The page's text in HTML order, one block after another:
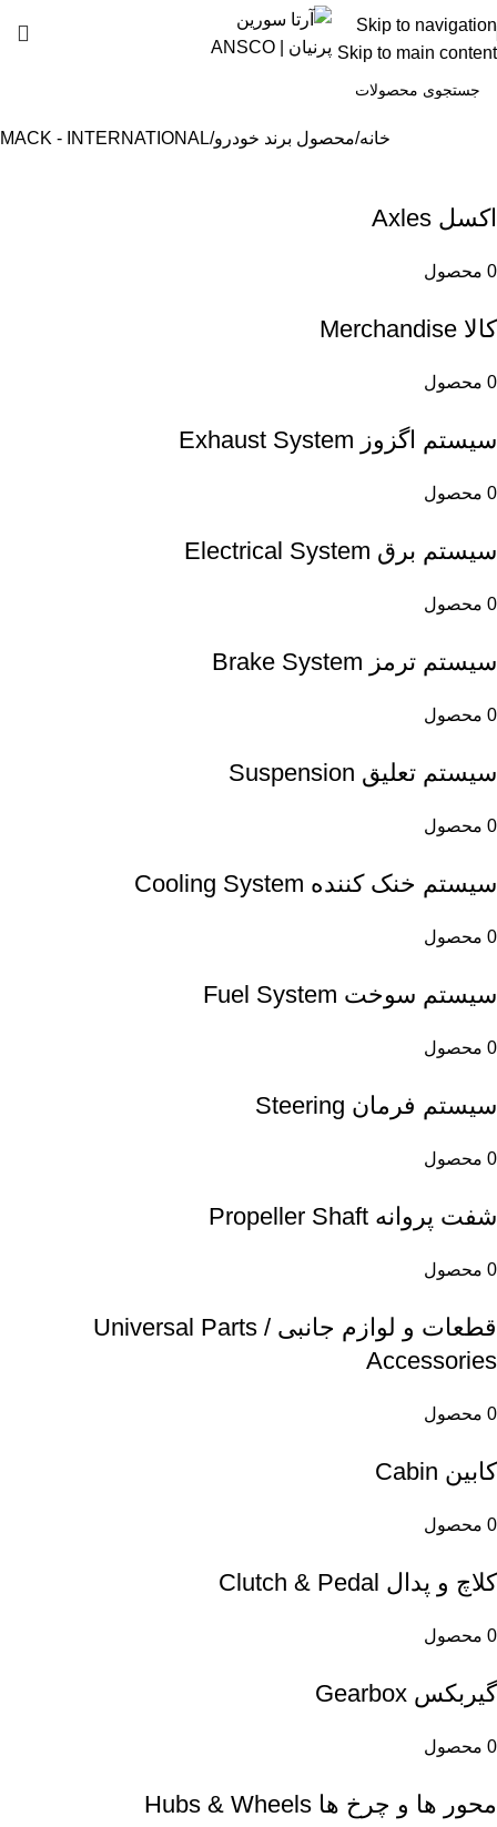
Skip to navigation
Skip to main content
خانه محصول برند خودرو MACK - INTERNATIONAL
اکسل Axles
0 محصول
کالا Merchandise
0 محصول
سیستم اگزوز Exhaust System
0 محصول
سیستم برق Electrical System
0 محصول
سیستم ترمز Brake System
0 محصول
سیستم تعلیق Suspension
0 محصول
سیستم خنک کننده Cooling System
0 محصول
سیستم سوخت Fuel System
0 محصول
سیستم فرمان Steering
0 محصول
شفت پروانه Propeller Shaft
0 محصول
قطعات و لوازم جانبی Universal Parts /
Accessories
0 محصول
کابین Cabin
0 محصول
کلاچ و پدال Clutch & Pedal
0 محصول
گیربکس Gearbox
0 محصول
محور ها و چرخ ها Hubs & Wheels